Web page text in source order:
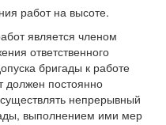
работ на высоте.
является членом
ответственного
бригады к работе
должен постоянно
непрерывный
выполнением ими мер